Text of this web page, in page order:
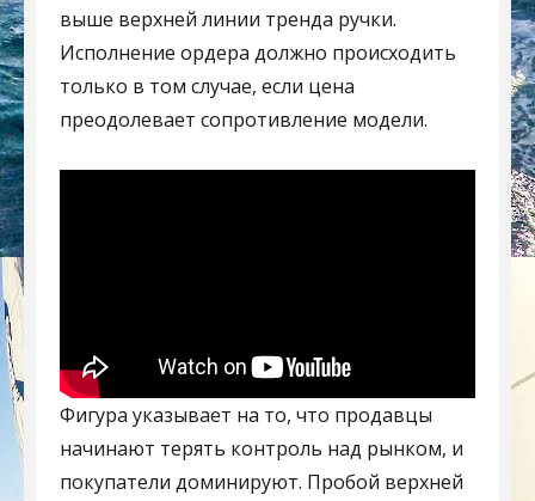
выше верхней линии тренда ручки.
Исполнение ордера должно происходить
только в том случае, если цена
преодолевает сопротивление модели.
Фигура указывает на то, что продавцы
начинают терять контроль над рынком, и
покупатели доминируют. Пробой верхней